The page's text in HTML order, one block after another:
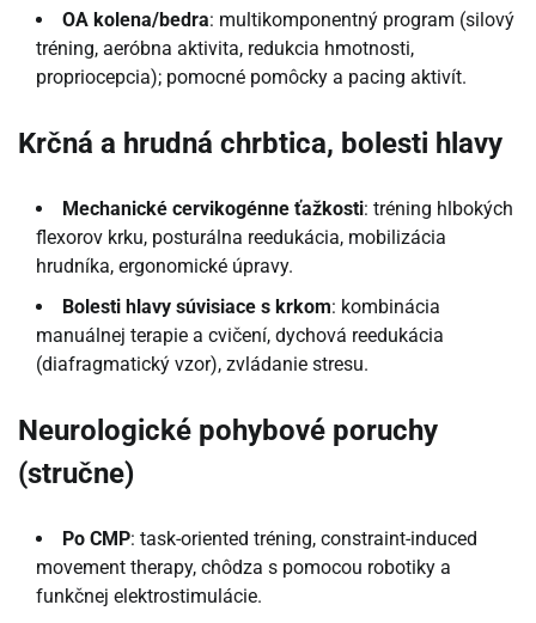
OA kolena/bedra: multikomponentný program (silový
tréning, aeróbna aktivita, redukcia hmotnosti,
propriocepcia); pomocné pomôcky a pacing aktivít.
Krčná a hrudná chrbtica, bolesti hlavy
Mechanické cervikogénne ťažkosti: tréning hlbokých
flexorov krku, posturálna reedukácia, mobilizácia
hrudníka, ergonomické úpravy.
Bolesti hlavy súvisiace s krkom: kombinácia
manuálnej terapie a cvičení, dychová reedukácia
(diafragmatický vzor), zvládanie stresu.
Neurologické pohybové poruchy
(stručne)
Po CMP: task-oriented tréning, constraint-induced
movement therapy, chôdza s pomocou robotiky a
funkčnej elektrostimulácie.